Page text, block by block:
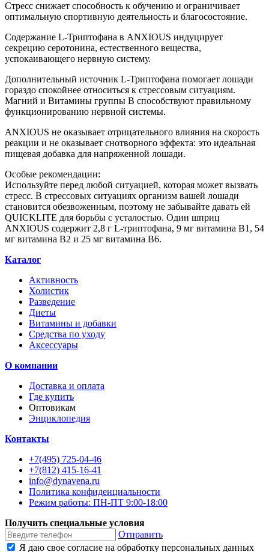
Стресс снижает способность к обучению и ограничивает
оптимальную спортивную деятельность и благосостояние.
Содержание L-Триптофана в ANXIOUS индуцирует
секрецию серотонина, естественного вещества,
успокаивающего нервную систему.
Дополнительный источник L-Триптофана помогает лошади
гораздо спокойнее относиться к стрессовым ситуациям.
Магний и Витамины группы В способствуют правильному
функционированию нервной системы.
ANXIOUS не оказывает отрицательного влияния на скорость
реакции и не оказывает снотворного эффекта: это идеальная
пищевая добавка для напряженной лошади.
Особые рекомендации:
Используйте перед любой ситуацией, которая может вызвать
стресс. В стрессовых ситуациях организм вашей лошади
становится обезвоженным, поэтому не забывайте давать ей
QUICKLITE для борьбы с усталостью. Один шприц
ANXIOUS содержит 2,8 г L-триптофана, 9 мг витамина B1, 54
мг витамина B2 и 25 мг витамина B6.
Каталог
Активность
Холистик
Разведение
Диеты
Витамины и добавки
Средства по уходу
Аксессуары
О компании
Доставка и оплата
Где купить
Оптовикам
Энциклопедия
Контакты
+7(495) 725-04-46
+7(812) 415-16-41
info@dynavena.ru
Политика конфиденциальности
Режим работы: ПН-ПТ 9:00-18:00
Получить специальные условия
Отправить
Я даю свое согласие на обработку персональных данных